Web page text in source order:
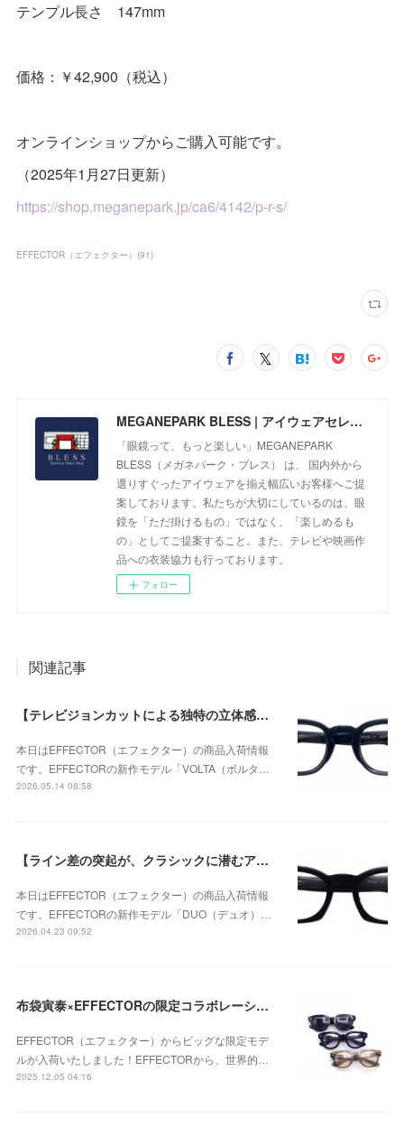
テンプル長さ 147mm
価格：￥42,900（税込）
オンラインショップからご購入可能です。
（2025年1月27日更新）
https://shop.meganepark.jp/ca6/4142/p-r-s/
EFFECTOR（エフェクター） (91)
MEGANEPARK BLESS | アイウェアセレクトショップ
「眼鏡って、もっと楽しい」MEGANEPARK
BLESS（メガネパーク・ブレス） は、 国内外から
選りすぐったアイウェアを揃え幅広いお客様へご提
案しております。私たちが大切にしているのは、眼
鏡を「ただ掛けるもの」ではなく、「楽しめるも
の」としてご提案すること。また、テレビや映画作
品への衣装協力も行っております。
フォロー
関連記事
【テレビジョンカットによる独特の立体感が個性的なモデル】EFFECTOR（エフェクター） VOLTA（ボルタ） BKが入荷！
本日はEFFECTOR（エフェクター）の商品入荷情報
です。EFFECTORの新作モデル「VOLTA（ボルタ…
2026.05.14 08:58
【ライン差の突起が、クラシックに潜むアバンギャルドな個性を強調】EFFECTOR（エフェクター） DUO（デュオ） BKが入荷！
本日はEFFECTOR（エフェクター）の商品入荷情報
です。EFFECTORの新作モデル「DUO（デュオ）…
2026.04.23 09:52
布袋寅泰×EFFECTORの限定コラボレーションモデル 「UNISON HT」が入荷！
EFFECTOR（エフェクター）からビッグな限定モデ
ルが入荷いたしました！EFFECTORから、世界的…
2025.12.05 04:16